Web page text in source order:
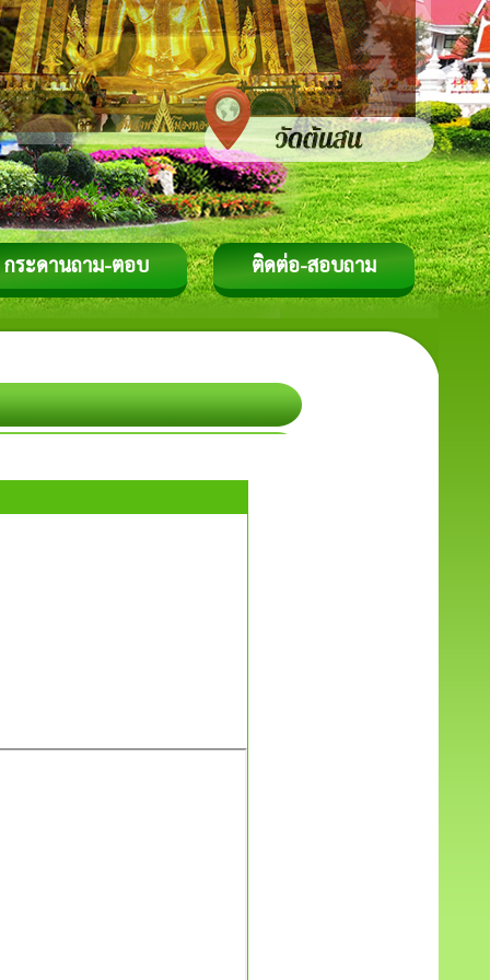
กระดานถาม-ตอบ ติดต่อ-สอบถาม